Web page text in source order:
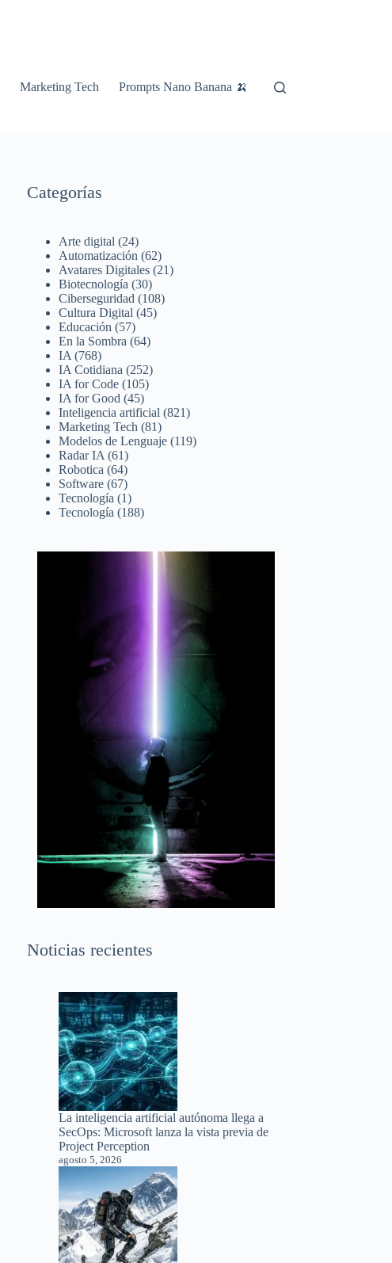
Marketing Tech Prompts Nano Banana 🍌
Categorías
Arte digital (24)
Automatización (62)
Avatares Digitales (21)
Biotecnología (30)
Ciberseguridad (108)
Cultura Digital (45)
Educación (57)
En la Sombra (64)
IA (768)
IA Cotidiana (252)
IA for Code (105)
IA for Good (45)
Inteligencia artificial (821)
Marketing Tech (81)
Modelos de Lenguaje (119)
Radar IA (61)
Robotica (64)
Software (67)
Tecnología (1)
Tecnología (188)
Noticias recientes
La inteligencia artificial autónoma llega a
SecOps: Microsoft lanza la vista previa de
Project Perception
agosto 5, 2026